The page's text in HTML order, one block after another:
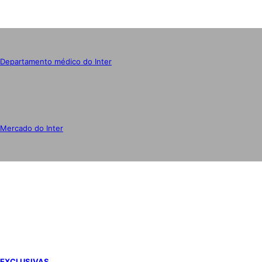
Departamento médico do Inter
Mercado do Inter